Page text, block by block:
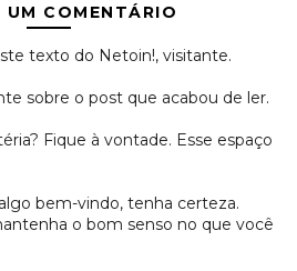
UM COMENTÁRIO
texto do Netoin!, visitante.
sobre o post que acabou de ler.
Fique à vontade. Esse espaço
bem-vindo, tenha certeza.
o bom senso no que você